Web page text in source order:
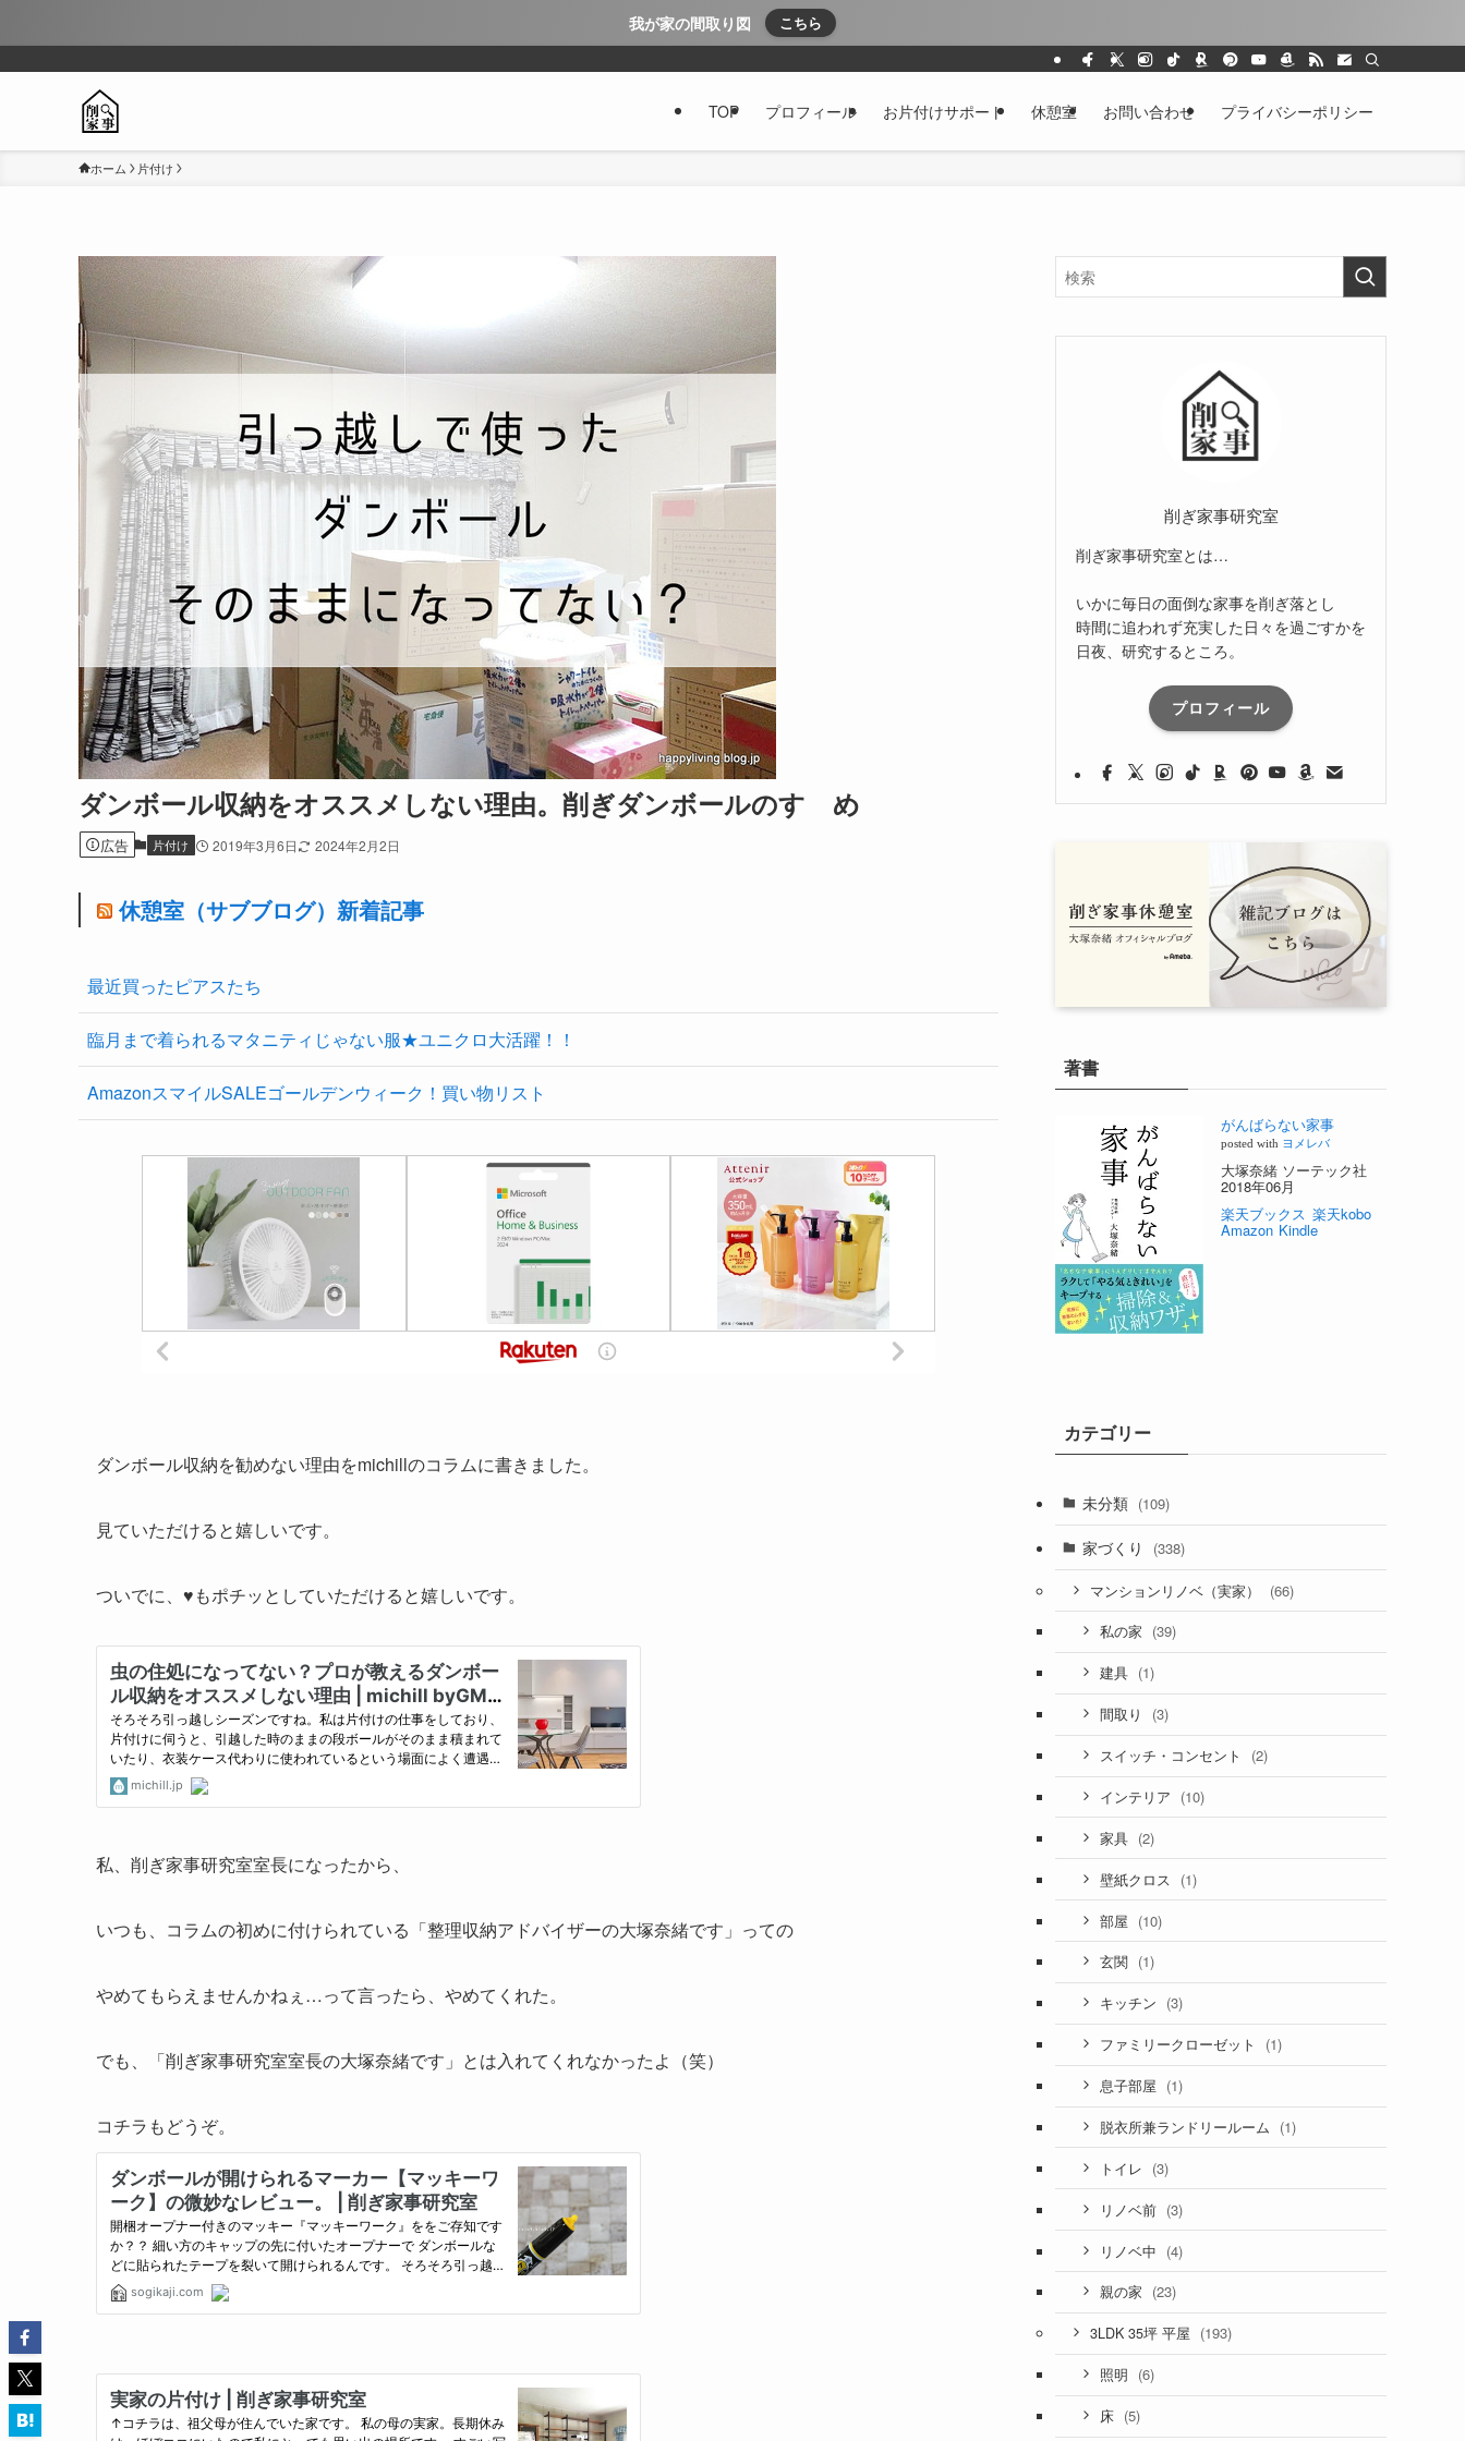
我が家の間取り図 こちら
TOP プロフィール お片付けサポート 休憩室 お問い合わせ プライバシーポリシー
ホーム 片付け
ダンボール収納をオススメしない理由。削ぎダンボールのすゝめ
広告 片付け 2019年3月6日 2024年2月2日
休憩室（サブブログ）新着記事
最近買ったピアスたち
臨月まで着られるマタニティじゃない服★ユニクロ大活躍！！
AmazonスマイルSALEゴールデンウィーク！買い物リスト
ダンボール収納を勧めない理由をmichillのコラムに書きました。
見ていただけると嬉しいです。
ついでに、♥もポチッとしていただけると嬉しいです。
私、削ぎ家事研究室室長になったから、
いつも、コラムの初めに付けられている「整理収納アドバイザーの大塚奈緒です」っての
やめてもらえませんかねぇ…って言ったら、やめてくれた。
でも、「削ぎ家事研究室室長の大塚奈緒です」とは入れてくれなかったよ（笑）
コチラもどうぞ。
削ぎ家事研究室
削ぎ家事研究室とは…
いかに毎日の面倒な家事を削ぎ落とし
時間に追われず充実した日々を過ごすかを
日夜、研究するところ。
プロフィール
著書
がんばらない家事
posted with ヨメレバ
大塚奈緒 ソーテック社
2018年06月
楽天ブックス 楽天kobo
Amazon Kindle
カテゴリー
未分類 (109)
家づくり (338)
マンションリノベ（実家） (66)
私の家 (39)
建具 (1)
間取り (3)
スイッチ・コンセント (2)
インテリア (10)
家具 (2)
壁紙クロス (1)
部屋 (10)
玄関 (1)
キッチン (3)
ファミリークローゼット (1)
息子部屋 (1)
脱衣所兼ランドリールーム (1)
トイレ (3)
リノベ前 (3)
リノベ中 (4)
親の家 (23)
3LDK 35坪 平屋 (193)
照明 (6)
床 (5)